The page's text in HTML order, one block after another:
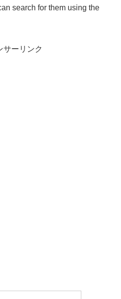
search for them using the
サーリンク